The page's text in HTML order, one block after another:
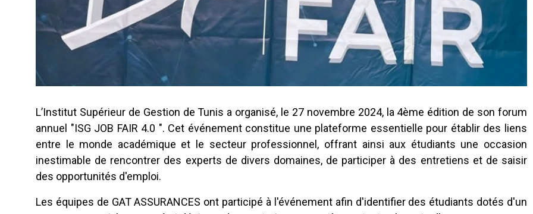
L’Institut Supérieur de Gestion de Tunis a organisé, le 27 novembre 2024, la 4ème édition de son forum
annuel "ISG JOB FAIR 4.0 ". Cet événement constitue une plateforme essentielle pour établir des liens
entre le monde académique et le secteur professionnel, offrant ainsi aux étudiants une occasion
inestimable de rencontrer des experts de divers domaines, de participer à des entretiens et de saisir
des opportunités d'emploi.
Les équipes de GAT ASSURANCES ont participé à l'événement afin d'identifier des étudiants dotés d'un